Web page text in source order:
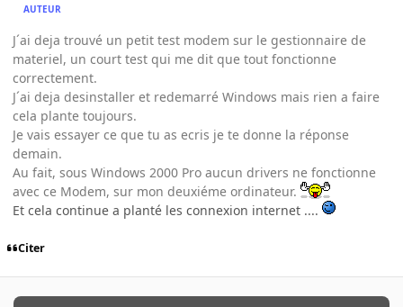
AUTEUR
J´ai deja trouvé un petit test modem sur le gestionnaire de
materiel, un court test qui me dit que tout fonctionne
correctement.
J´ai deja desinstaller et redemarré Windows mais rien a faire
cela plante toujours.
Je vais essayer ce que tu as ecris je te donne la réponse
demain.
Au fait, sous Windows 2000 Pro aucun drivers ne fonctionne
avec ce Modem, sur mon deuxiéme ordinateur.
Et cela continue a planté les connexion internet ....
Citer